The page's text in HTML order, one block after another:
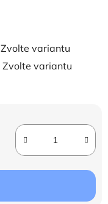
Zvolte variantu
Zvolte variantu